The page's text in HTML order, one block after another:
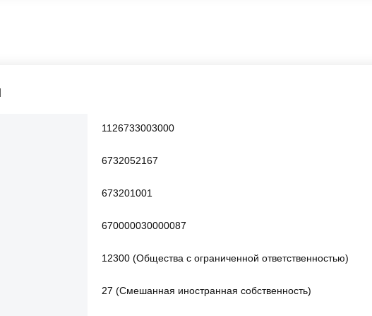
1126733003000
6732052167
673201001
670000030000087
12300 (Общества с ограниченной ответственностью)
27 (Смешанная иностранная собственность)